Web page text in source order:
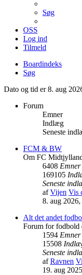
Søg
OSS
Log ind
Tilmeld
Boardindeks
Søg
Dato og tid er 8. aug
Forum
Emner
Indlæg
Seneste
FCM & BW
Om FC
6408 Emner
169105
Seneste
afVijen Vis
8. aug
Alt det andet
Forum for fodbold
1594 Emner
15508
Seneste
afRavnen
19. aug